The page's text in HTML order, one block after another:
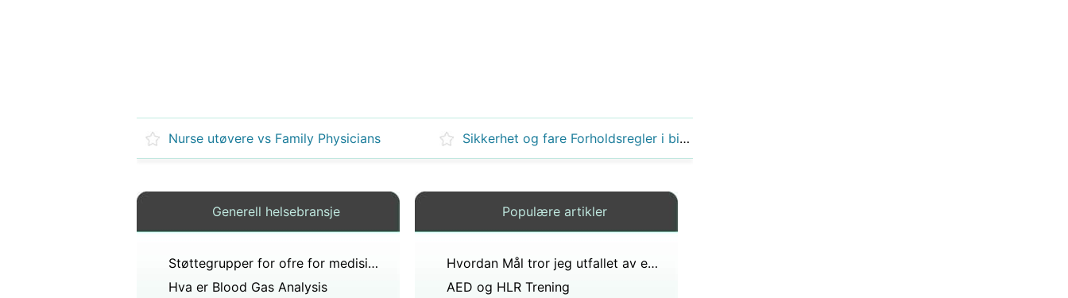
Nurse utøvere vs Family Physicians Sikkerhet og fare Forholdsregler i biodieselproduksjon
Generell helsebransje
Støttegrupper for ofre for medisinske feil
Hva er Blood Gas Analysis
Populære artikler
Hvordan Mål tror jeg utfallet av en kunnskapsbasert praksis ?
AED og HLR Trening